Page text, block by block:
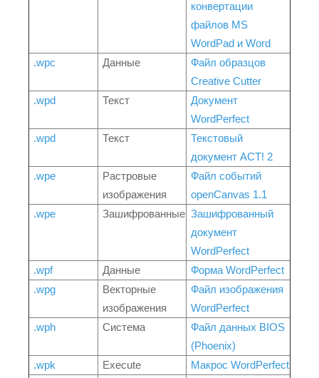
конвертации
файлов MS
WordPad и Word
.wpc
Данные
Файл образцов
Creative Cutter
.wpd
Текст
Документ
WordPerfect
.wpd
Текст
Текстовый
документ ACT! 2
.wpe
Растровые
изображения
Файл событий
openCanvas 1.1
.wpe
Зашифрованные Зашифрованный
документ
WordPerfect
.wpf
Данные
Форма WordPerfect
.wpg
Векторные
изображения
Файл изображения
WordPerfect
.wph
Система
Файл данных BIOS
(Phoenix)
.wpk
Execute
Макрос WordPerfect